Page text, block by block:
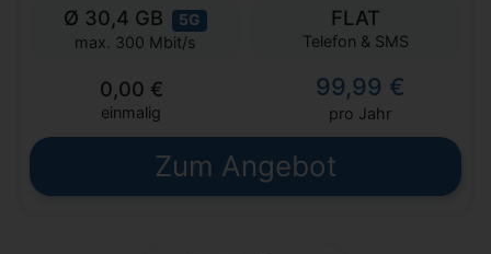
Ø 30,4 GB 5G
max. 300 Mbit/s
FLAT
Telefon & SMS
0,00 €
einmalig
99,99 €
pro Jahr
Zum Angebot